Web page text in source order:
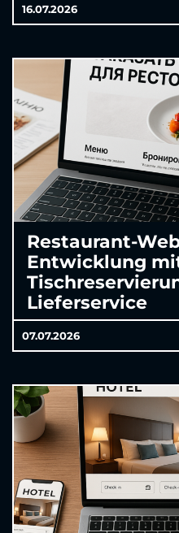
16.07.2026
Restaurant-
Entwicklung
Lieferservice
07.07.2026